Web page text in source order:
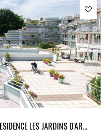
APPARTEMENT - T2 - 50M² - RESIDENCE LES JARDINS D'ARCADIE - CAVE - PLACE DE STATIONNEMENT - MONT SAINT AIGNAN